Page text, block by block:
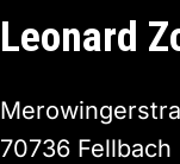
Leonard
70736 Fellbach